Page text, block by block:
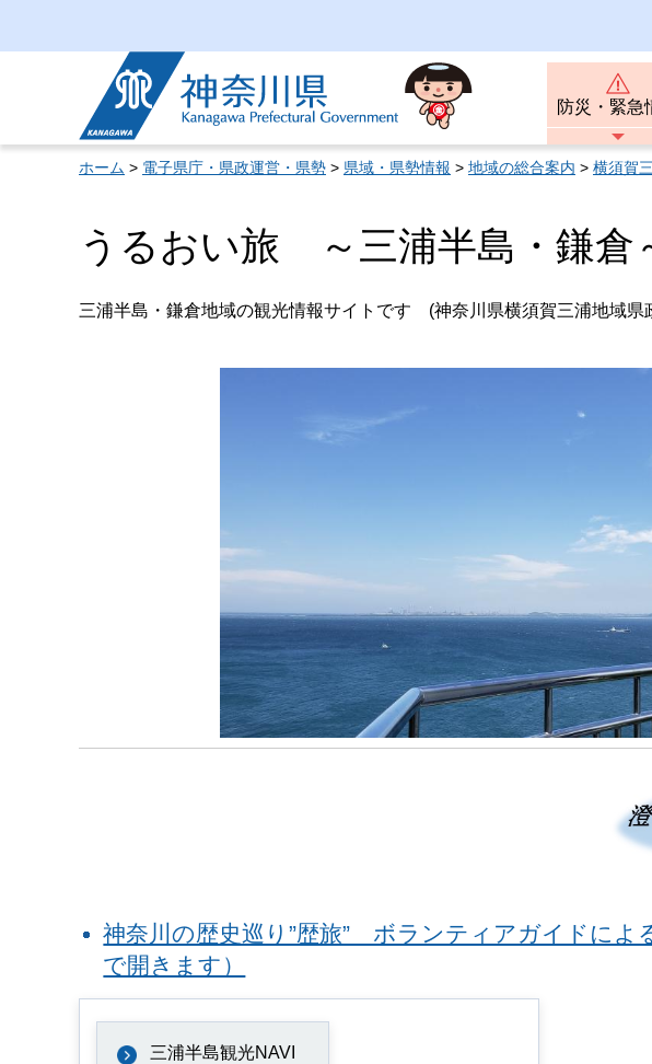
神奈川県
防災・緊急
ホーム > 電子県庁・県政運営・県勢 > 県域・県勢情報 > 地域の総合案内 > 横須賀
うるおい旅 ～三浦半島・鎌倉
三浦半島・鎌倉地域の観光情報サイトです (神奈川県横須賀三浦地域県
神奈川の歴史巡り”歴旅” ボランティアガイドによ
で開きます）
三浦半島観光NAVI